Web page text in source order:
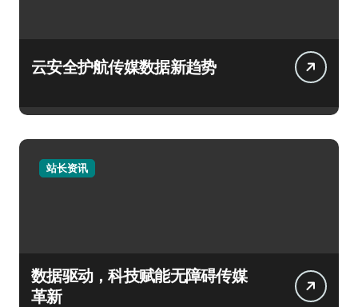
云安全护航传媒数据新趋势
站长资讯
数据驱动，科技赋能无障碍传媒
革新